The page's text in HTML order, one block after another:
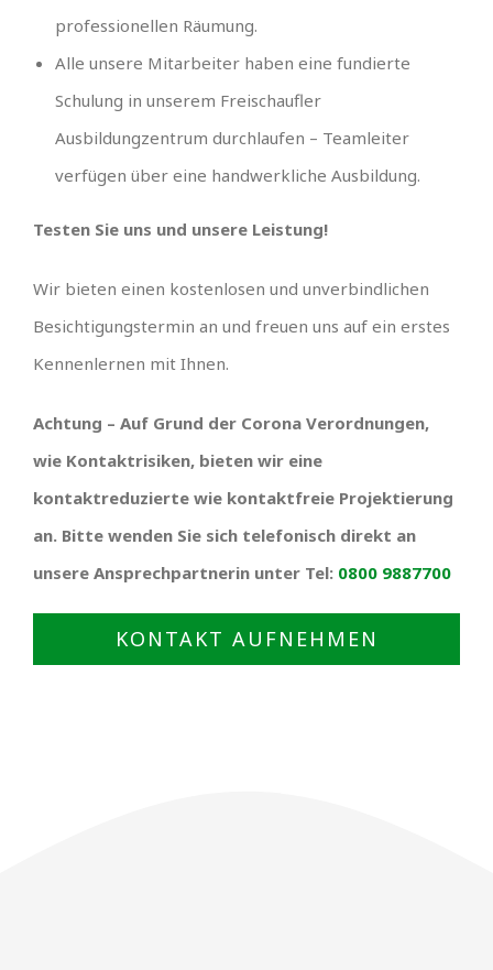
professionellen Räumung.
Alle unsere Mitarbeiter haben eine fundierte
Schulung in unserem Freischaufler
Ausbildungzentrum durchlaufen – Teamleiter
verfügen über eine handwerkliche Ausbildung.
Testen Sie uns und unsere Leistung!
Wir bieten einen kostenlosen und unverbindlichen
Besichtigungstermin an und freuen uns auf ein erstes
Kennenlernen mit Ihnen.
Achtung – Auf Grund der Corona Verordnungen,
wie Kontaktrisiken, bieten wir eine
kontaktreduzierte wie kontaktfreie Projektierung
an. Bitte wenden Sie sich telefonisch direkt an
unsere Ansprechpartnerin unter Tel: 0800 9887700
KONTAKT AUFNEHMEN